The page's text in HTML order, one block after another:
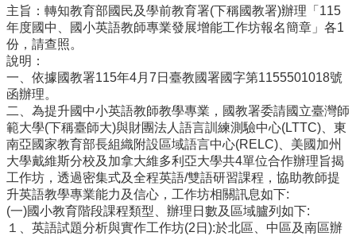
測
驗
新
生
資
訊
及
總
量
管
制
辦
法
主旨：轉知教育部國民及學前教育署(下稱國教署)辦理「115
年度國中、國小英語教師專業發展增能工作坊報名簡章」各1
份，請查照。
說明：
一、依據國教署115年4月7日臺教國署國字第1155501018號
函辦理。
二、為提升國中小英語教師教學專業，國教署委請國立臺灣師
範大學(下稱臺師大)與財團法人語言訓練測驗中心(LTTC)、東
南亞國家教育部長組織附設區域語言中心(RELC)、美國加州
大學戴維斯分校及加拿大維多利亞大學共4單位合作辦理旨揭
工作坊，透過密集式及全程英語/雙語研習課程，協助教師提
升英語教學專業能力及信心，工作坊相關訊息如下:
(一)國小教育階段課程類型、辦理日數及區域臚列如下:
１、英語試題分析與實作工作坊(2日):於北區、中區及南區辦